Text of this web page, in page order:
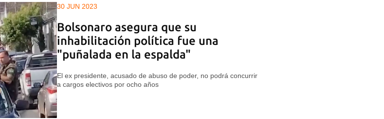
30 JUN 2023
Bolsonaro asegura que su
inhabilitación política fue una
"puñalada en la espalda"
El ex presidente, acusado de abuso de poder, no podrá concurrir
a cargos electivos por ocho años